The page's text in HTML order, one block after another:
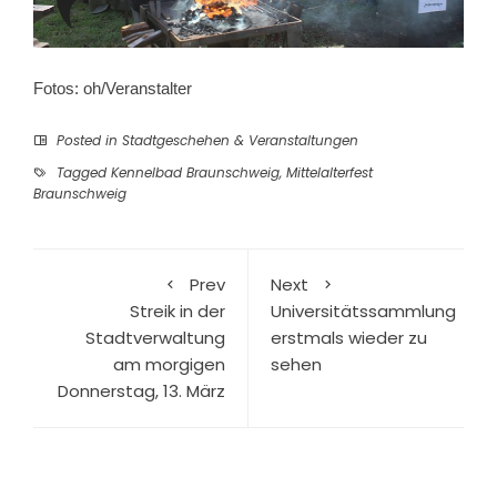
Fotos: oh/Veranstalter
Posted in Stadtgeschehen & Veranstaltungen
Tagged Kennelbad Braunschweig, Mittelalterfest
Braunschweig
Prev
Streik in der
Stadtverwaltung
am morgigen
Donnerstag, 13. März
Next
Universitätssammlung
erstmals wieder zu
sehen